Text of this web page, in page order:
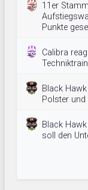
11er
Punkte
Calibra
Black
Polster und
Black
soll den